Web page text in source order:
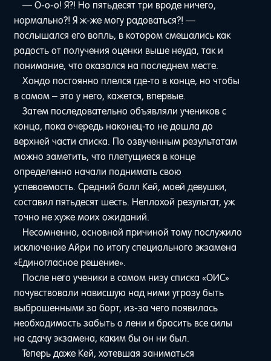
— О-о-о! Я?! Но пятьдесят три вроде ничего,
нормально?! Я ж-же могу радоваться?! —
послышался его вопль, в котором смешались как
радость от получения оценки выше неуда, так и
понимание, что оказался на последнем месте.
Хондо постоянно плелся где-то в конце, но чтобы
в самом – это у него, кажется, впервые.
Затем последовательно объявляли учеников с
конца, пока очередь наконец-то не дошла до
верхней части списка. По озвученным результатам
можно заметить, что плетущиеся в конце
определенно начали поднимать свою
успеваемость. Средний балл Кей, моей девушки,
составил пятьдесят шесть. Неплохой результат, уж
точно не хуже моих ожиданий.
Несомненно, основной причиной тому послужило
исключение Айри по итогу специального экзамена
«Единогласное решение».
После него ученики в самом низу списка «ОИС»
почувствовали нависшую над ними угрозу быть
выброшенными за борт, из-за чего появилась
необходимость забыть о лени и бросить все силы
на сдачу экзамена, каким бы он ни был.
Теперь даже Кей, хотевшая заниматься